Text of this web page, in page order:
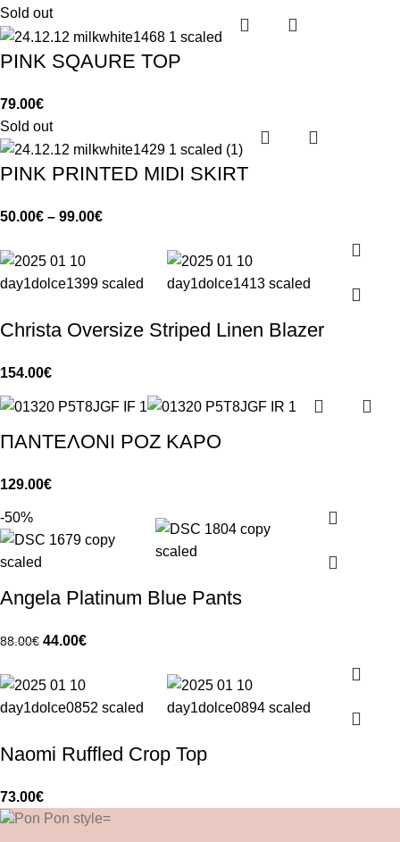
Sold out
PINK SQAURE TOP
79.00€
Sold out
PINK PRINTED MIDI SKIRT
50.00€ – 99.00€
Christa Oversize Striped Linen Blazer
154.00€
ΠΑΝΤΕΛΟΝΙ ΡΟΖ ΚΑΡΟ
129.00€
-50%
Angela Platinum Blue Pants
88.00€ 44.00€
Naomi Ruffled Crop Top
73.00€